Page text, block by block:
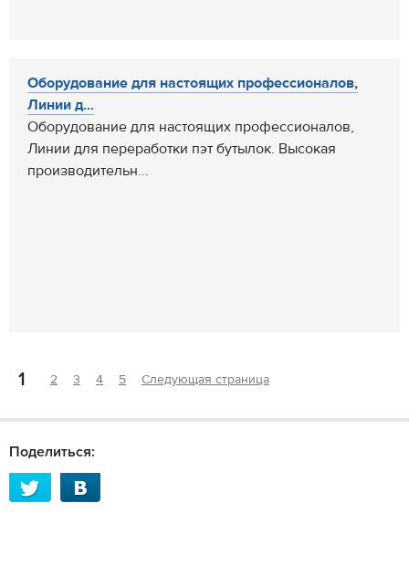
Оборудование для настоящих профессионалов,
Линии д...
Оборудование для настоящих профессионалов,
Линии для переработки пэт бутылок. Высокая
производительн...
1 2 3 4 5 Следующая страница
Поделиться: